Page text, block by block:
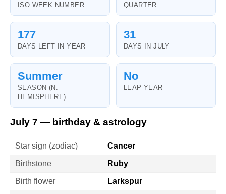
ISO WEEK NUMBER QUARTER
177
DAYS LEFT IN YEAR
31
DAYS IN JULY
Summer
SEASON (N.
HEMISPHERE)
No
LEAP YEAR
July 7 — birthday & astrology
Star sign (zodiac) Cancer
Birthstone Ruby
Birth flower Larkspur